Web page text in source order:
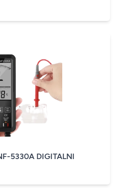
5330A DIGITALNI